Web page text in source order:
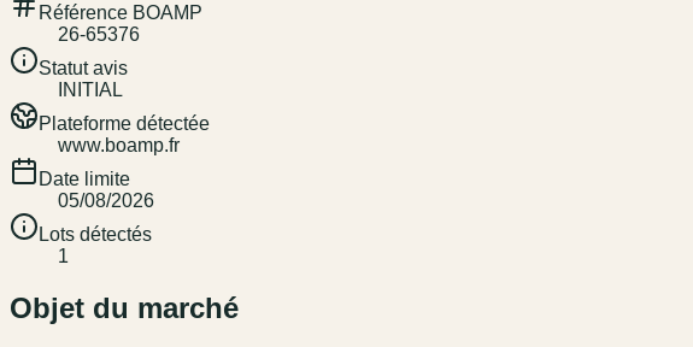
Référence BOAMP
26-65376
Statut avis
INITIAL
Plateforme détectée
www.boamp.fr
Date limite
05/08/2026
Lots détectés
1
Objet du marché